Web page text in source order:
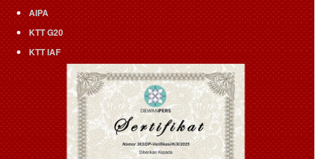
AIPA
KTT G20
KTT IAF